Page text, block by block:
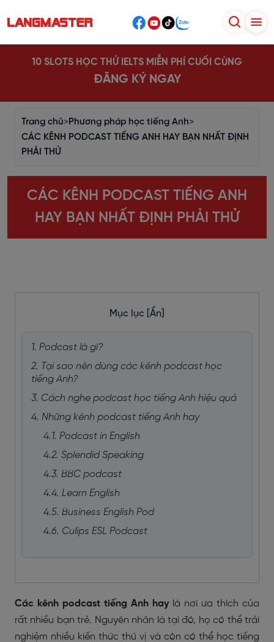
10 SLOTS HỌC THỬ IELTS MIỄN PHÍ CUỐI CÙNG
ĐĂNG KÝ NGAY
Trang chủ>Phương pháp học tiếng Anh>
CÁC KÊNH PODCAST TIẾNG ANH HAY BẠN NHẤT ĐỊNH
PHẢI THỬ
CÁC KÊNH PODCAST TIẾNG ANH
HAY BẠN NHẤT ĐỊNH PHẢI THỬ
Mục lục [Ẩn]
1. Podcast là gì?
2. Tại sao nên dùng các kênh podcast học
tiếng Anh?
3. Cách nghe podcast học tiếng Anh hiệu quả
4. Những kênh podcast tiếng Anh hay
4.1. Podcast in English
4.2. Splendid Speaking
4.3. BBC podcast
4.4. Learn English
4.5. Business English Pod
4.6. Culips ESL Podcast
Các kênh podcast tiếng Anh hay là nơi ưa thích của
rất nhiều bạn trẻ. Nguyên nhân là tại đó, họ có thể trải
nghiệm nhiều kiến thức thú vị và còn có thể học tiếng